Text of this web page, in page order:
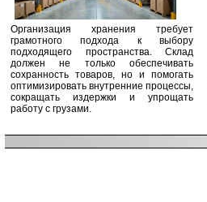
Организация хранения требует
грамотного подхода к выбору
подходящего пространства. Склад
должен не только обеспечивать
сохранность товаров, но и помогать
оптимизировать внутренние процессы,
сокращать издержки и упрощать
работу с грузами.